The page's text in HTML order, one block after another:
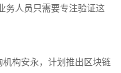
务人员只需要专注验证这
构安永，计划推出区块链